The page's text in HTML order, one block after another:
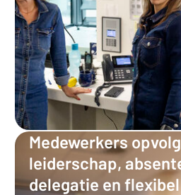
Medewerkers
leiderschap,
delegatie en